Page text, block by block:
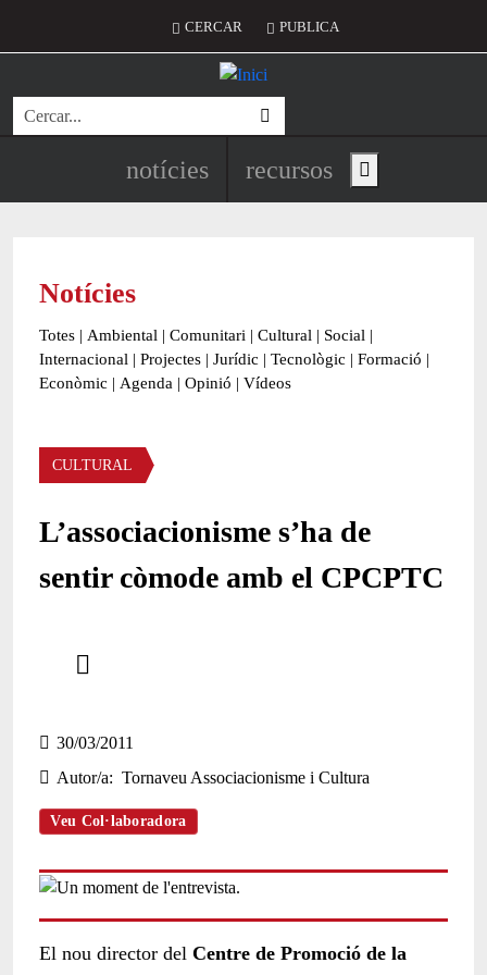
Menú del compte d'usuari
CERCAR PUBLICA
Cerca
Navegació principal de
notícies recursos Show main menu
Notícies
Totes | Ambiental | Comunitari | Cultural | Social |
Internacional | Projectes | Jurídic | Tecnològic | Formació |
Econòmic | Agenda | Opinió | Vídeos
Àmbit de la notícia
CULTURAL
L’associacionisme s’ha de
sentir còmode amb el CPCPTC
30/03/2011
Autor/a
Tornaveu Associacionisme i Cultura
Veu Col·laboradora
El nou director del Centre de Promoció de la